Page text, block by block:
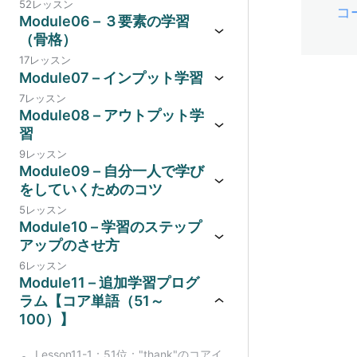
52レッスン
Module06 – ３要素の学習
（骨格）
17レッスン
Module07 – インプット学習
7レッスン
Module08 – アウトプット学
習
9レッスン
Module09 – 自分一人で学び
をしていくためのコツ
5レッスン
Module10 – 学習のステップ
アップのさせ方
6レッスン
Module11 – 追加学習プログ
ラム【コア単語（51～
100）】
Lesson11-1：51位："thank"のコアイ
コ